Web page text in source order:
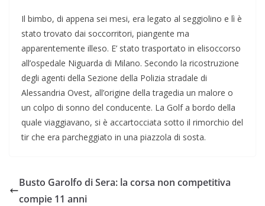
Il bimbo, di appena sei mesi, era legato al seggiolino e lì è
stato trovato dai soccorritori, piangente ma
apparentemente illeso. E’ stato trasportato in elisoccorso
all’ospedale Niguarda di Milano. Secondo la ricostruzione
degli agenti della Sezione della Polizia stradale di
Alessandria Ovest, all’origine della tragedia un malore o
un colpo di sonno del conducente. La Golf a bordo della
quale viaggiavano, si è accartocciata sotto il rimorchio del
tir che era parcheggiato in una piazzola di sosta.
Busto Garolfo di Sera: la corsa non competitiva
compie 11 anni